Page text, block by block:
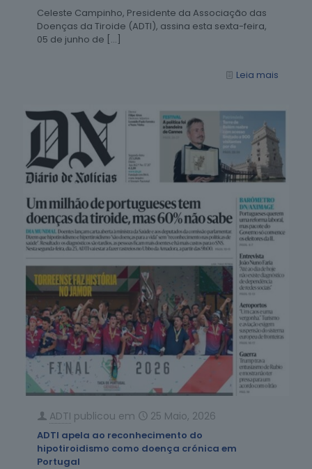
Celeste Campinho, Presidente da Associação das
Doenças da Tiroide (ADTI), assina esta sexta-feira,
05 de junho de […]
Leia mais
ADTI publicou em 25 Maio, 2026
ADTI apela ao reconhecimento do
hipotiroidismo como doença crónica em
Portugal